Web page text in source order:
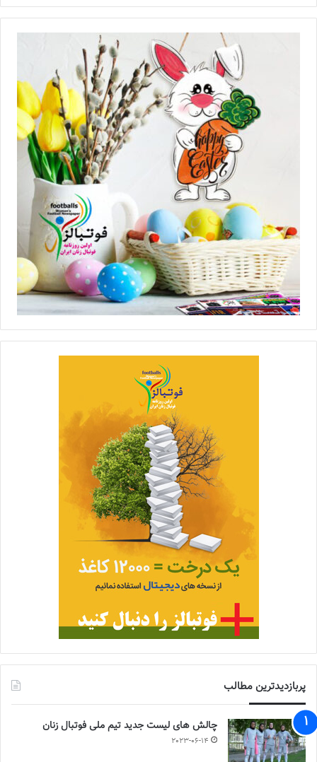
پربازدیدترین مطالب
چالش هاى ليست جدید تيم ملى فوتبال زنان
2023-06-14